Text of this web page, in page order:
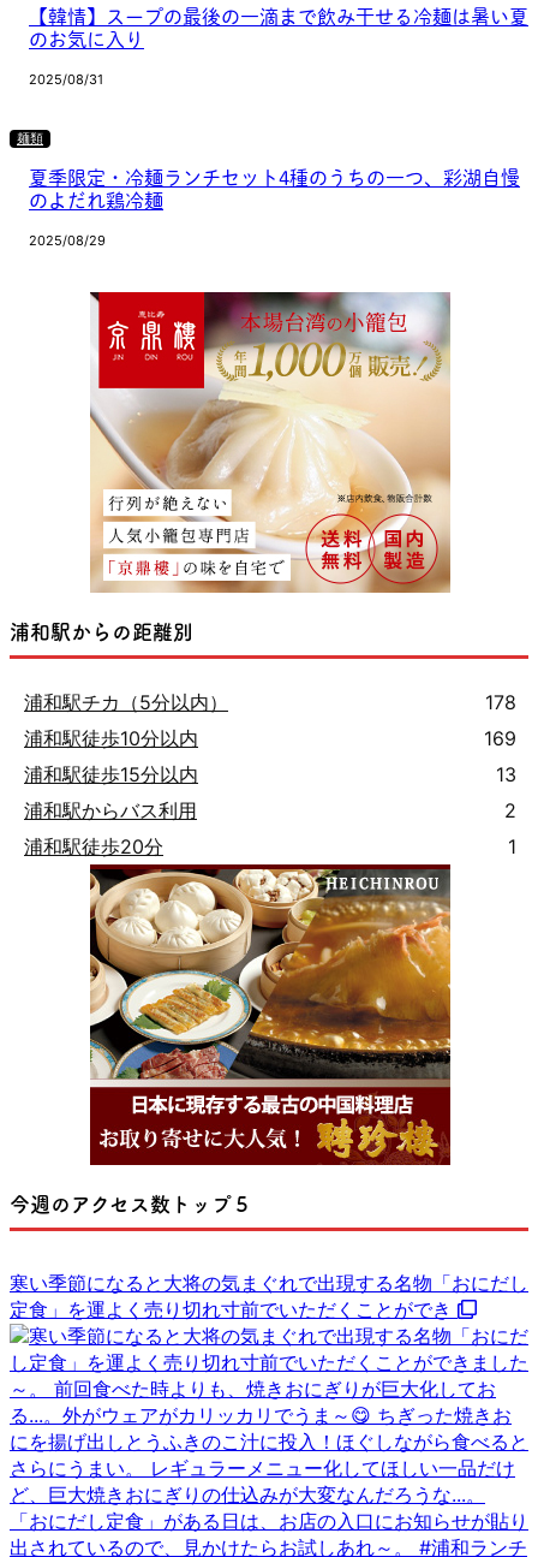
【韓情】スープの最後の一滴まで飲み干せる冷麺は暑い夏
のお気に入り
2025/08/31
麺類
夏季限定・冷麺ランチセット4種のうちの一つ、彩湖自慢
のよだれ鶏冷麺
2025/08/29
浦和駅からの距離別
浦和駅チカ（5分以内）
178
浦和駅徒歩10分以内
169
浦和駅徒歩15分以内
13
浦和駅からバス利用
2
浦和駅徒歩20分
1
今週のアクセス数トップ５
寒い季節になると大将の気まぐれで出現する名物「おにだし
定食」を運よく売り切れ寸前でいただくことができ